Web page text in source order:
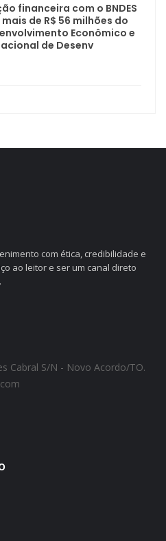
financeira com o BNDES
de R$ 56 milhões do
Econômico e
de Desenv
com ética, credibilidade e
ao leitor e ser um canal direto
Cabral S/N - Novo Acordo/TO.